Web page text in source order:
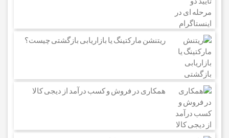
ریتنشن مارکتینگ یا بازاریابی بازگشتی چیست؟
همکاری در فروش و کسب درآمد از دیجی کالا